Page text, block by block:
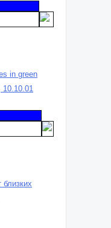
in green
10.10.01